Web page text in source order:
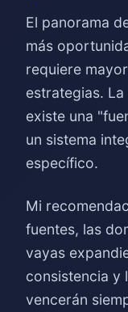
El panorama
más
requiere
estrategias.
existe una
un sistema
específico.
Mi
fuentes, las
vayas
consistencia y
vencerán